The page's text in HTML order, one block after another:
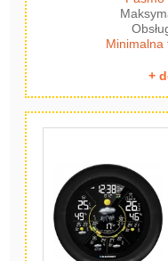
Minimalna
+